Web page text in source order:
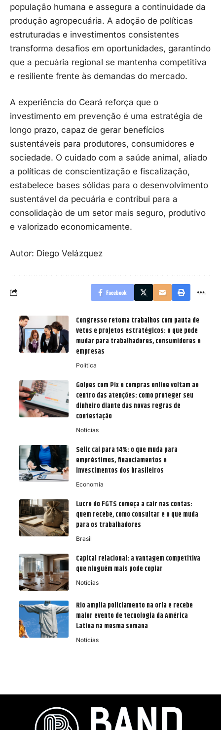
população humana e assegura a continuidade da
produção agropecuária. A adoção de políticas
estruturadas e investimentos consistentes
transforma desafios em oportunidades, garantindo
que a pecuária regional se mantenha competitiva
e resiliente frente às demandas do mercado.
A experiência do Ceará reforça que o
investimento em prevenção é uma estratégia de
longo prazo, capaz de gerar benefícios
sustentáveis para produtores, consumidores e
sociedade. O cuidado com a saúde animal, aliado
a políticas de conscientização e fiscalização,
estabelece bases sólidas para o desenvolvimento
sustentável da pecuária e contribui para a
consolidação de um setor mais seguro, produtivo
e valorizado economicamente.
Autor: Diego Velázquez
Facebook
Congresso retoma trabalhos com pauta de
vetos e projetos estratégicos: o que pode
mudar para trabalhadores, consumidores e
empresas
Política
Golpes com Pix e compras online voltam ao
centro das atenções: como proteger seu
dinheiro diante das novas regras de
contestação
Notícias
Selic cai para 14%: o que muda para
empréstimos, financiamentos e
investimentos dos brasileiros
Economia
Lucro do FGTS começa a cair nas contas:
quem recebe, como consultar e o que muda
para os trabalhadores
Brasil
Capital relacional: a vantagem competitiva
que ninguém mais pode copiar
Notícias
Rio amplia policiamento na orla e recebe
maior evento de tecnologia da América
Latina na mesma semana
Notícias